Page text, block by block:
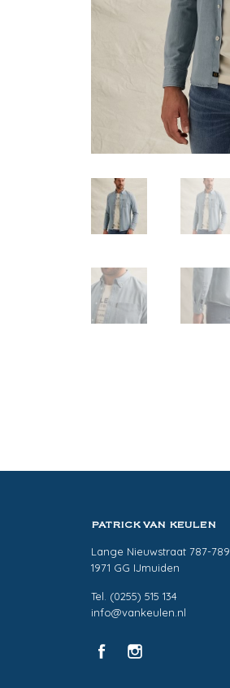
PATRICK VAN KEULEN
Lange Nieuwstraat 787-789
1971 GG IJmuiden
Tel. (0255) 515 134
info@vankeulen.nl